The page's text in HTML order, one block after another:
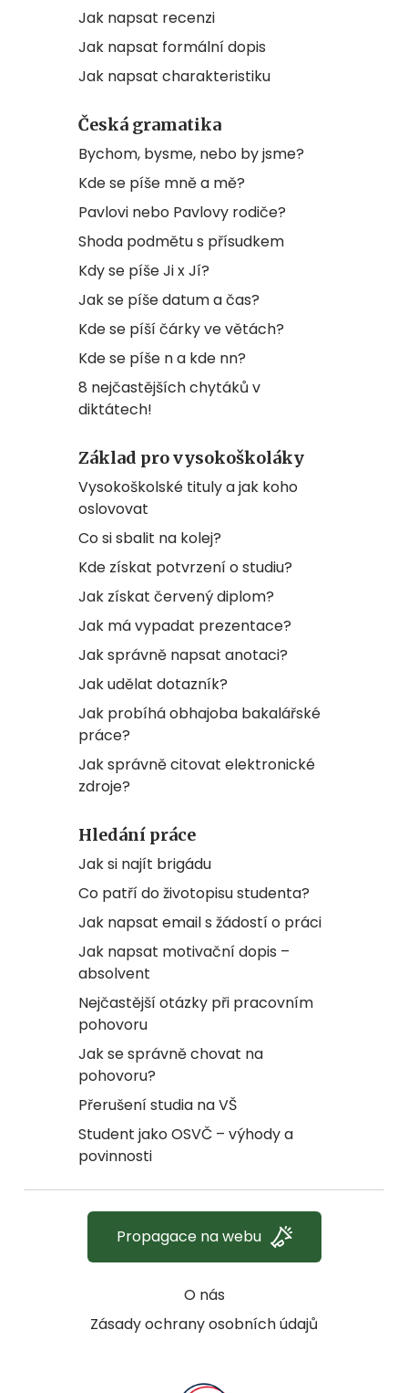
Jak napsat recenzi
Jak napsat formální dopis
Jak napsat charakteristiku
Česká gramatika
Bychom, bysme, nebo by jsme?
Kde se píše mně a mě?
Pavlovi nebo Pavlovy rodiče?
Shoda podmětu s přísudkem
Kdy se píše Ji x Jí?
Jak se píše datum a čas?
Kde se píší čárky ve větách?
Kde se píše n a kde nn?
8 nejčastějších chytáků v
diktátech!
Základ pro vysokoškoláky
Vysokoškolské tituly a jak koho
oslovovat
Co si sbalit na kolej?
Kde získat potvrzení o studiu?
Jak získat červený diplom?
Jak má vypadat prezentace?
Jak správně napsat anotaci?
Jak udělat dotazník?
Jak probíhá obhajoba bakalářské
práce?
Jak správně citovat elektronické
zdroje?
Hledání práce
Jak si najít brigádu
Co patří do životopisu studenta?
Jak napsat email s žádostí o práci
Jak napsat motivační dopis –
absolvent
Nejčastější otázky při pracovním
pohovoru
Jak se správně chovat na
pohovoru?
Přerušení studia na VŠ
Student jako OSVČ – výhody a
povinnosti
O nás
Zásady ochrany osobních údajů
Propagace na webu